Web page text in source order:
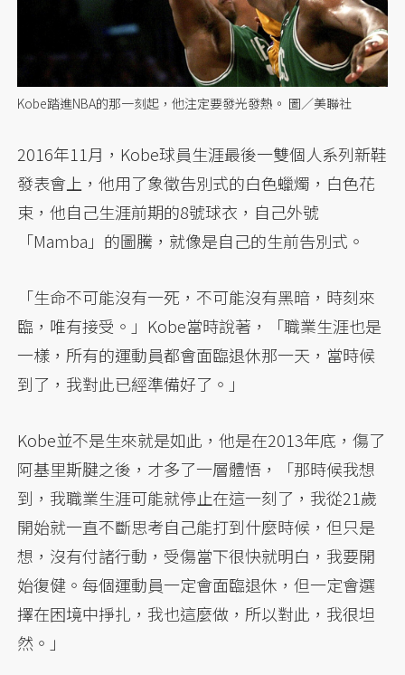
Kobe踏進NBA的那一刻起，他注定要發光發熱。 圖／美聯社
2016年11月，Kobe球員生涯最後一雙個人系列新鞋
發表會上，他用了象徵告別式的白色蠟燭，白色花
束，他自己生涯前期的8號球衣，自己外號
「Mamba」的圖騰，就像是自己的生前告別式。
「生命不可能沒有一死，不可能沒有黑暗，時刻來
臨，唯有接受。」Kobe當時說著，「職業生涯也是
一樣，所有的運動員都會面臨退休那一天，當時候
到了，我對此已經準備好了。」
Kobe並不是生來就是如此，他是在2013年底，傷了
阿基里斯腱之後，才多了一層體悟，「那時候我想
到，我職業生涯可能就停止在這一刻了，我從21歲
開始就一直不斷思考自己能打到什麼時候，但只是
想，沒有付諸行動，受傷當下很快就明白，我要開
始復健。每個運動員一定會面臨退休，但一定會選
擇在困境中掙扎，我也這麼做，所以對此，我很坦
然。」